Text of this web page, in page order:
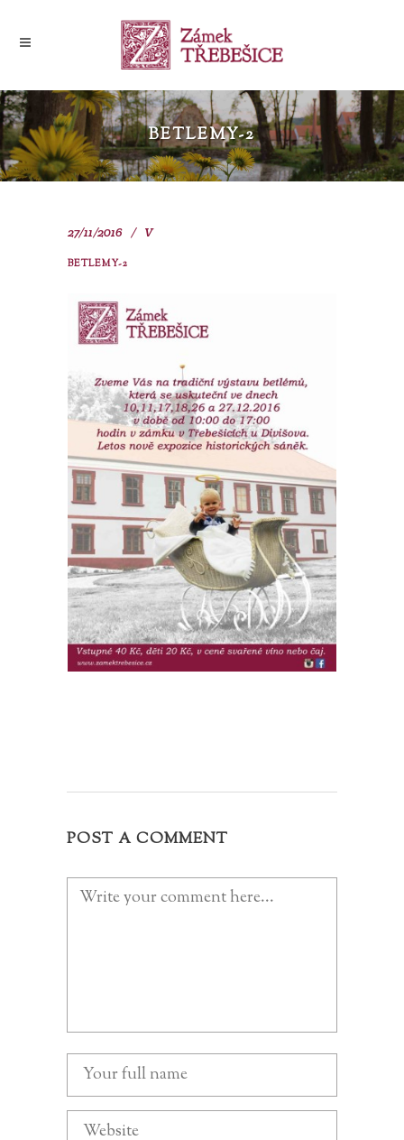
BETLEMY-2
27/11/2016 V
BETLEMY-2
POST A COMMENT